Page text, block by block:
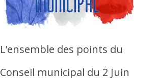
L’ensemble des points du
Conseil municipal du 2 Juin